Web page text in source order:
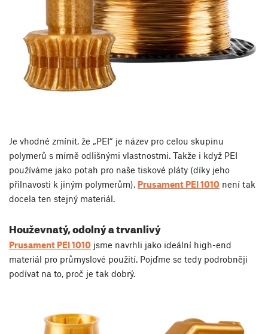
Je vhodné zmínit, že „PEI“ je název pro celou skupinu
polymerů s mírně odlišnými vlastnostmi. Takže i když PEI
používáme jako potah pro naše tiskové pláty (díky jeho
přilnavosti k jiným polymerům), Prusament PEI 1010 není tak
docela ten stejný materiál.
Houževnatý, odolný a trvanlivý
Prusament PEI 1010 jsme navrhli jako ideální high-end
materiál pro průmyslové použití. Pojďme se tedy podrobněji
podívat na to, proč je tak dobrý.